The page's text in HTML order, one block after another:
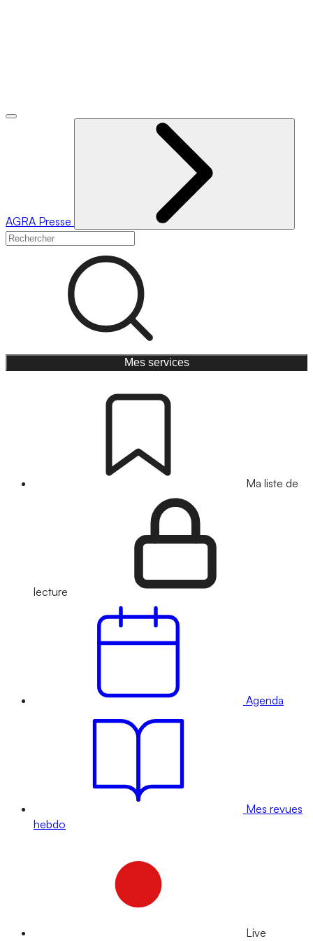
AGRA Presse
Mes services
Ma liste de
lecture
Agenda
Mes revues
hebdo
Live